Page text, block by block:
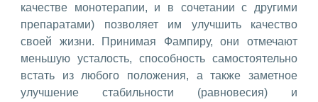
качестве монотерапии, и в сочетании с другими
препаратами) позволяет им улучшить качество
своей жизни. Принимая Фампиру, они отмечают
меньшую усталость, способность самостоятельно
встать из любого положения, а также заметное
улучшение стабильности (равновесия) и